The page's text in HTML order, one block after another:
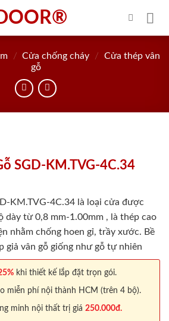
/ Cửa chống cháy /
Cửa thép vân
gỗ
SGD-KM.TVG-4C.34
KM.TVG-4C.34 là loại cửa được
dày từ 0,8 mm-1.00mm , là thép cao
nhằm chống hoen gỉ, trầy xước. Bề
giả vân gỗ giống như gỗ tự nhiên
khi thiết kế lắp đặt trọn gói.
miễn phí nội thành HCM (trên 4 bộ).
minh nội thất trị giá 250.000đ.